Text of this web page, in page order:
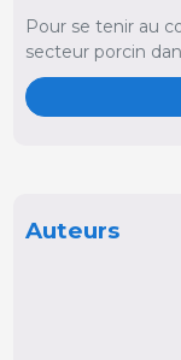
Pour se tenir au
secteur porcin
Auteurs